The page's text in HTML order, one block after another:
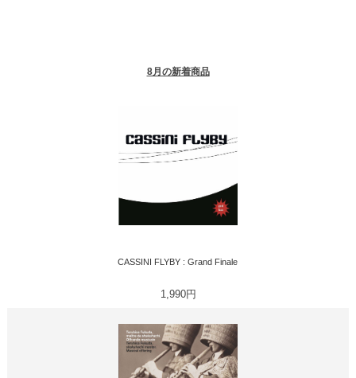
8月の新着商品
CASSINI FLYBY : Grand Finale
1,990円